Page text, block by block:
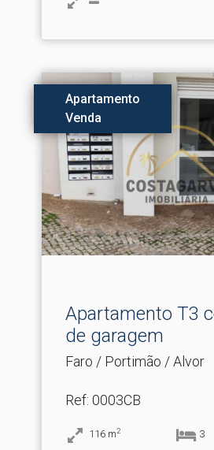
Apartamento
Venda
Apartamento T3
de garagem
Faro / Portimão / Alvor
Ref: 0003CB
116 m2 3